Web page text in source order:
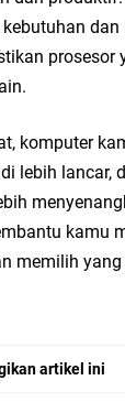
dan
prosesor
komputer
lebih lancar,
kamu
memilih
artikel ini